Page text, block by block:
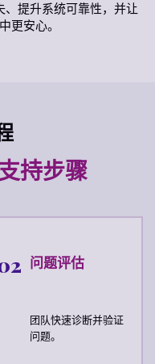
提升系统可靠性，并让
更安心。
持步骤
问题评估
团队快速诊断并验证
问题。